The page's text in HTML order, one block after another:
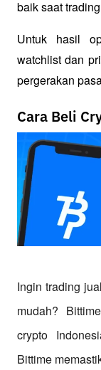
baik saat
Untuk hasil
watchlist dan
pergerakan
Cara Beli
Ingin trading jual
mudah?
crypto
Bittime